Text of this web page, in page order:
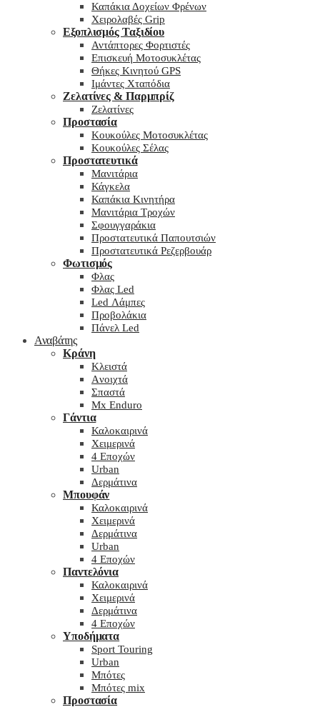
Καπάκια Δοχείων Φρένων
Χειρολαβές Grip
Εξοπλισμός Ταξιδίου
Αντάπτορες Φορτιστές
Επισκευή Μοτοσυκλέτας
Θήκες Κινητού GPS
Ιμάντες Χταπόδια
Ζελατίνες & Παρμπρίζ
Ζελατίνες
Προστασία
Κουκούλες Μοτοσυκλέτας
Κουκούλες Σέλας
Προστατευτικά
Μανιτάρια
Κάγκελα
Καπάκια Κινητήρα
Μανιτάρια Τροχών
Σφουγγαράκια
Προστατευτικά Παπουτσιών
Προστατευτικά Ρεζερβουάρ
Φωτισμός
Φλας
Φλας Led
Led Λάμπες
Προβολάκια
Πάνελ Led
Αναβάτης
Κράνη
Kλειστά
Aνοιχτά
Σπαστά
Mx Enduro
Γάντια
Καλοκαιρινά
Χειμερινά
4 Εποχών
Urban
Δερμάτινα
Μπουφάν
Καλοκαιρινά
Χειμερινά
Δερμάτινα
Urban
4 Εποχών
Παντελόνια
Καλοκαιρινά
Χειμερινά
Δερμάτινα
4 Εποχών
Υποδήματα
Sport Touring
Urban
Μπότες
Μπότες mix
Προστασία